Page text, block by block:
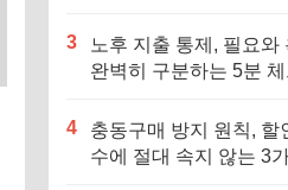
3
노후 지출 통제, 필요와
완벽히 구분하는 5분
4
충동구매 방지 원칙, 할
수에 절대 속지 않는 3